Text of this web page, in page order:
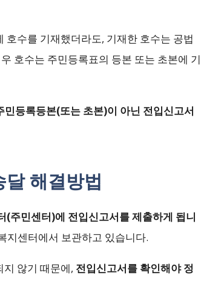
수를 기재했더라도, 기재한 호수는 공법
호수는 주민등록표의 등본 또는 초본에 기
등록등본(또는 초본)이 아닌 전입신고서
해결방법
(주민센터)에 전입신고서를 제출하게 됩니
지센터에서 보관하고 있습니다.
않기 때문에, 전입신고서를 확인해야 정